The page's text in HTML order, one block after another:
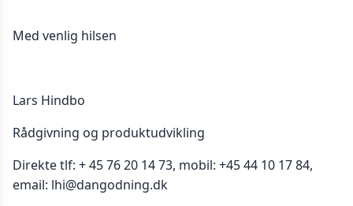
Med venlig hilsen
Lars Hindbo
Rådgivning og produktudvikling
Direkte tlf: + 45 76 20 14 73, mobil: +45 44 10 17 84,
email: lhi@dangodning.dk